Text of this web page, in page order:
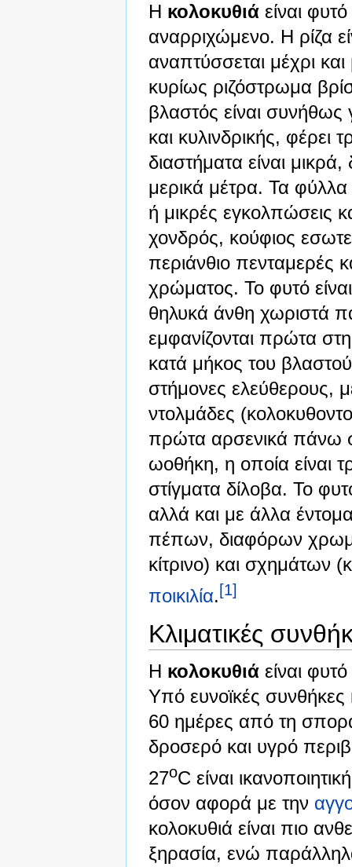
Η κολοκυθιά είναι
αναρριχώμενο. Η ρίζα
αναπτύσσεται μέχρι
κυρίως ριζόστρωμα
βλαστός είναι
και κυλινδρικής, φέρει
διαστήματα είναι
μερικά μέτρα. Τα φύλλα
ή μικρές εγκολπώσεις
χονδρός, κούφιος
περιάνθιο πενταμερές
χρώματος. Το φυτό
θηλυκά άνθη χωριστά
εμφανίζονται πρώτα
κατά μήκος του
στήμονες ελεύθερους,
ντολμάδες
πρώτα αρσενικά πάνω
ωοθήκη, η οποία είναι
στίγματα δίλοβα. Το
αλλά και με άλλα
πέπων, διαφόρων
κίτρινο) και σχημάτων
ποικιλία. [1]
Κλιματικές
Η κολοκυθιά είναι
Υπό ευνοϊκές συνθήκες
60 ημέρες από τη
δροσερό και υγρό
27oC είναι
όσον αφορά με την
κολοκυθιά είναι πιο
ξηρασία, ενώ